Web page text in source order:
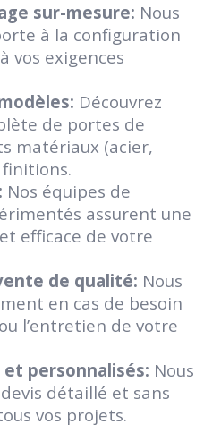
sur-mesure: Nous
à la configuration
vos exigences
Découvrez
de portes de
matériaux (acier,
finitions.
Nos équipes de
assurent une
efficace de votre
de qualité: Nous
en cas de besoin
l’entretien de votre
personnalisés: Nous
détaillé et sans
vos projets.